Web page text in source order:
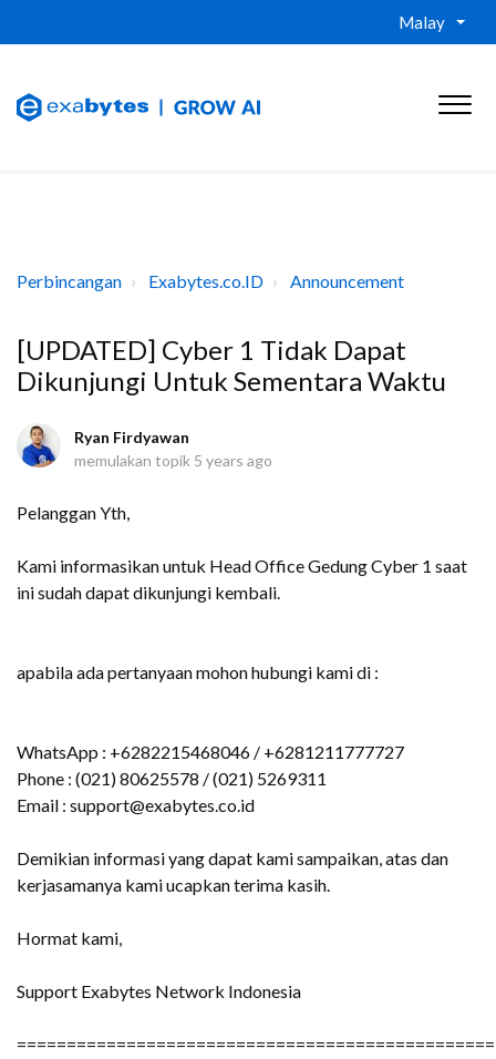
Malay
Perbincangan Exabytes.co.ID Announcement
[UPDATED] Cyber 1 Tidak Dapat
Dikunjungi Untuk Sementara Waktu
Ryan Firdyawan
memulakan topik 5 years ago
Pelanggan Yth,
Kami informasikan untuk Head Office Gedung Cyber 1 saat
ini sudah dapat dikunjungi kembali.
apabila ada pertanyaan mohon hubungi kami di :
WhatsApp : +6282215468046 / +6281211777727
Phone : (021) 80625578 / (021) 5269311
Email : support@exabytes.co.id
Demikian informasi yang dapat kami sampaikan, atas dan
kerjasamanya kami ucapkan terima kasih.
Hormat kami,
Support Exabytes Network Indonesia